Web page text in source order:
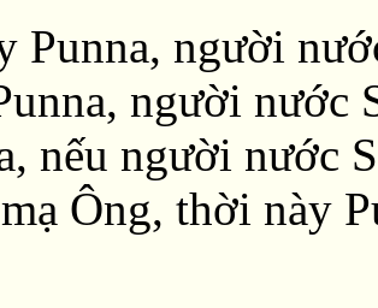
Punna, người
người nước
nếu người nước
Ông, thời này